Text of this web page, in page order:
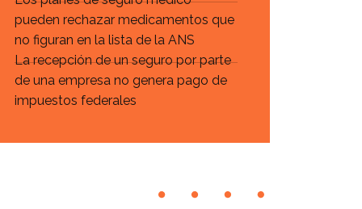
pueden rechazar medicamentos que
no figuran en la lista de la ANS
La recepción de un seguro por parte
de una empresa no genera pago de
impuestos federales